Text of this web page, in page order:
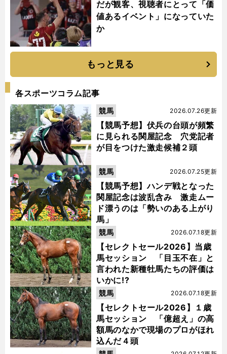
だが観客、視聴者にとって「価
値あるイベント」になっていた
か
もっと見る
各スポーツコラム記事
【競馬予想】伏兵の台頭が頻繁
に見られる関屋記念 穴党記者
が目をつけた激走候補２頭
2026.07.26更新
競馬
【競馬予想】ハンデ戦となった
関屋記念は波乱含み 激走ムー
ド漂うのは「勢いのある上がり
馬」
2026.07.25更新
競馬
【セレクトセール2026】当歳
馬セッション 「目玉不在」と
言われた新種牡馬たちの評価は
いかに!?
2026.07.18更新
競馬
【セレクトセール2026】１歳
馬セッション 「億超え」の高
額馬のなかで現場のプロがほれ
込んだ４頭
2026.07.18更新
競馬